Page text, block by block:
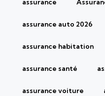
assurance
assurance auto 2026
assurance habitation
assurance santé
assurance voiture